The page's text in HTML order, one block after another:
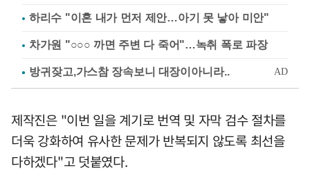
하리수 "이혼 내가 먼저 제안…아기 못 낳아 미안"
차가원 "○○○ 까면 주변 다 죽어"…녹취 폭로 파장
제작진은 "이번 일을 계기로 번역 및 자막 검수 절차를
더욱 강화하여 유사한 문제가 반복되지 않도록 최선을
다하겠다"고 덧붙였다.